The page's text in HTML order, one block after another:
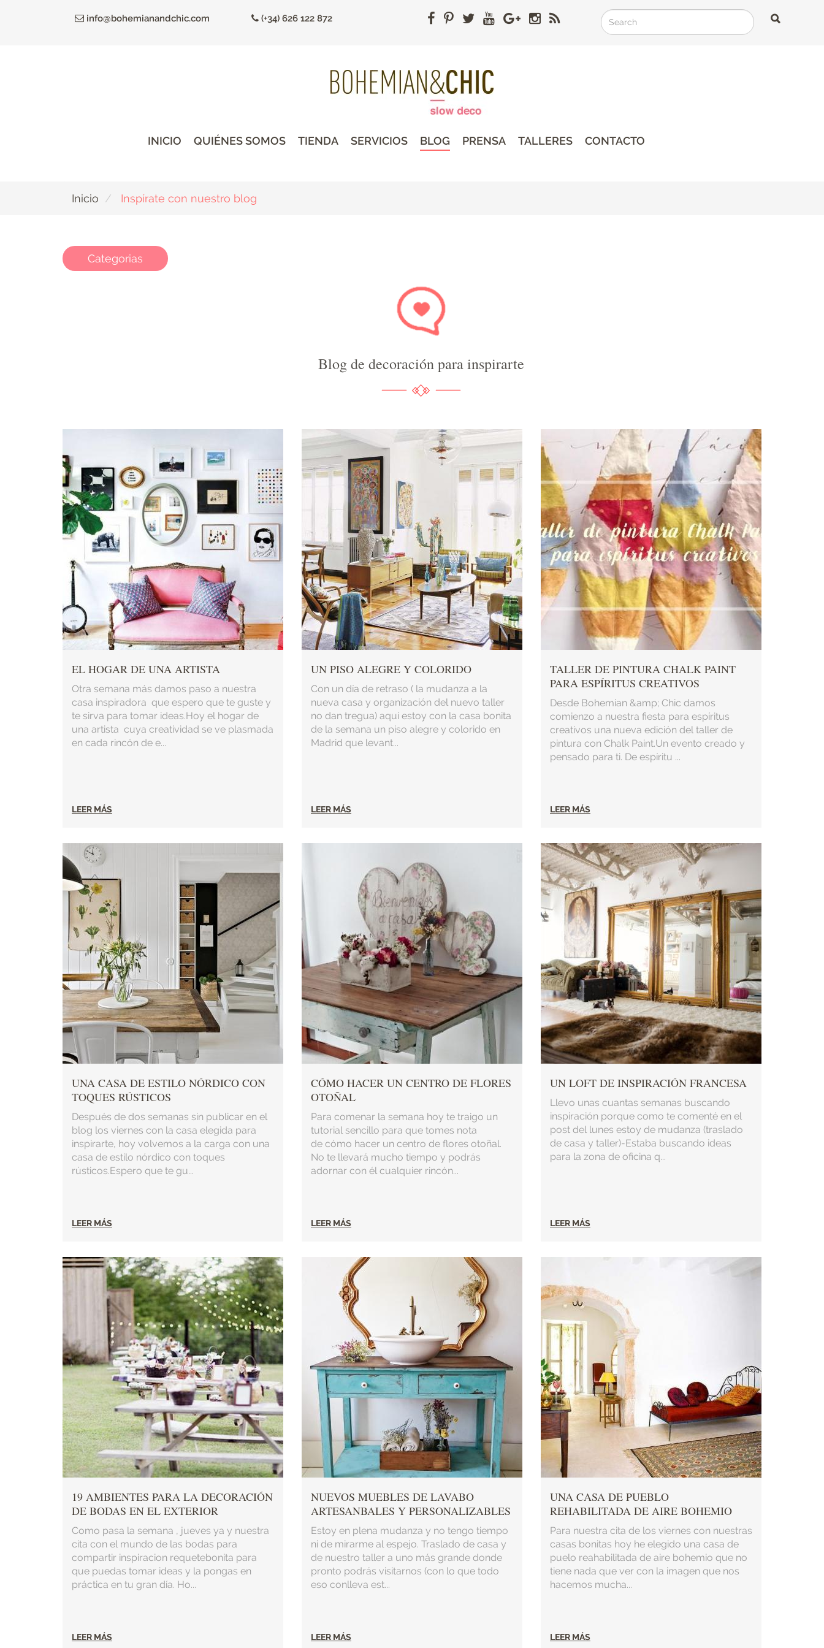
info@bohemianandchic.com (+34) 626 122 872
Search
Search
Search
INICIO QUIÉNES SOMOS TIENDA SERVICIOS BLOG PRENSA TALLERES CONTACTO
Inicio Inspírate con nuestro blog
Categorias
Blog de decoración para inspirarte
EL HOGAR DE UNA ARTISTA
Otra semana más damos paso a nuestra
casa inspiradora que espero que te guste y
te sirva para tomar ideas.Hoy el hogar de
una artista cuya creatividad se ve plasmada
en cada rincón de e...
LEER MÁS
UN PISO ALEGRE Y COLORIDO
Con un día de retraso ( la mudanza a la
nueva casa y organización del nuevo taller
no dan tregua) aquí estoy con la casa bonita
de la semana un piso alegre y colorido en
Madrid que levant...
LEER MÁS
TALLER DE PINTURA CHALK PAINT
PARA ESPÍRITUS CREATIVOS
Desde Bohemian &amp; Chic damos
comienzo a nuestra fiesta para espíritus
creativos una nueva edición del taller de
pintura con Chalk Paint.Un evento creado y
pensado para ti. De espíritu ...
LEER MÁS
UNA CASA DE ESTILO NÓRDICO CON
TOQUES RÚSTICOS
Después de dos semanas sin publicar en el
blog los viernes con la casa elegida para
inspirarte, hoy volvemos a la carga con una
casa de estilo nórdico con toques
rústicos.Espero que te gu...
LEER MÁS
CÓMO HACER UN CENTRO DE FLORES
OTOÑAL
Para comenar la semana hoy te traigo un
tutorial sencillo para que tomes nota
de cómo hacer un centro de flores otoñal.
No te llevará mucho tiempo y podrás
adornar con él cualquier rincón...
LEER MÁS
UN LOFT DE INSPIRACIÓN FRANCESA
Llevo unas cuantas semanas buscando
inspiración porque como te comenté en el
post del lunes estoy de mudanza (traslado
de casa y taller)-Estaba buscando ideas
para la zona de oficina q...
LEER MÁS
19 AMBIENTES PARA LA DECORACIÓN
DE BODAS EN EL EXTERIOR
Como pasa la semana , jueves ya y nuestra
cita con el mundo de las bodas para
compartir inspiracion requetebonita para
que puedas tomar ideas y la pongas en
práctica en tu gran día. Ho...
LEER MÁS
NUEVOS MUEBLES DE LAVABO
ARTESANBALES Y PERSONALIZABLES
Estoy en plena mudanza y no tengo tiempo
ni de mirarme al espejo. Traslado de casa y
de nuestro taller a uno más grande donde
pronto podrás visitarnos (con lo que todo
eso conlleva est...
LEER MÁS
UNA CASA DE PUEBLO
REHABILITADA DE AIRE BOHEMIO
Para nuestra cita de los viernes con nuestras
casas bonitas hoy he elegido una casa de
puelo reahabilitada de aire bohemio que no
tiene nada que ver con la imagen que nos
hacemos mucha...
LEER MÁS